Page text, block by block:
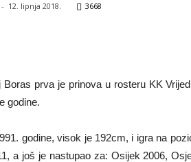
- 12. lipnja 2018. 3668
Boras prva je prinova u rosteru KK
godine.
godine, visok je 192cm, i igra na
a još je nastupao za: Osijek 2006,